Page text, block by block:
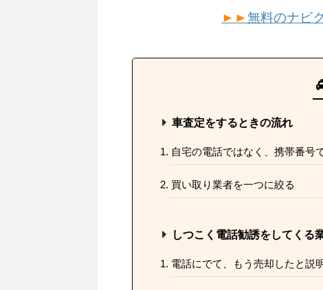
►►無料のナビ
車査定をするときの流れ
自宅の電話ではなく、携帯番号
買い取り業者を一つに絞る
しつこく電話勧誘をしてくる
電話にでて、もう売却したと説